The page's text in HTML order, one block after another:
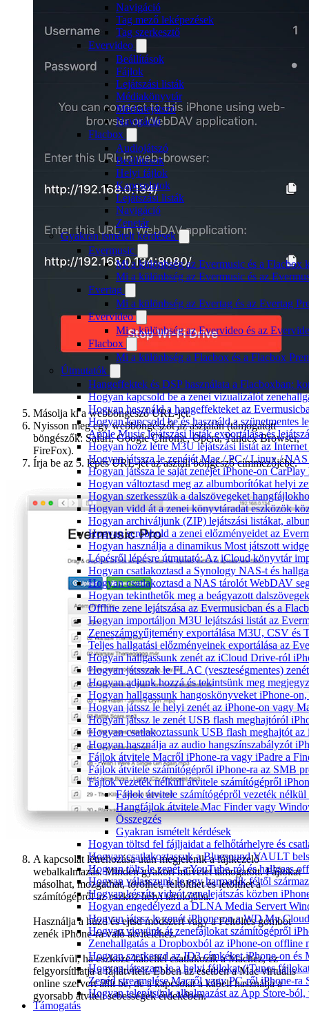
Navigáció
Tag mező leképezések
Tag szerkesztő
Evervideo
Beállítások
Fájlok
Lejátszási listák
Médiakönyvtár
Médialejátszó
Navigáció
Flacbox
Audiojátszó
Beállítások
Helyi fájlok
Kapcsolatok
Lejátszási listák
Navigáció
Zenetár
Gyakran ismételt kérdések
Evermusic
Mi a különbség az Evermusic és a Flacbox
Mi a különbség az Evermusic és az
Evertag
Mi a különbség az Evertag és az Evertag
Evervideo
Mi a különbség az Evervideo és az
Flacbox
Mi a különbség a Flacbox és a Flacbox
Útmutatók
Hangeffektek és DSP használata a Flacboxban:
Hogyan kapcsold be a zenei vizualizálót
Hogyan használd a hangeffekteket az
Hogyan kapcsold be és használd a szünetmentes
Apple Music lejátszási listák exportálása és
Hogyan hozz létre M3U lejátszási listát az
Hogyan játssza le zenéjét Mac / PC / Linux /
Hogyan játssza le saját zenéjét iPhone-on CarPlay
Hogyan változtasd meg az albumborítókat helyi
Hogyan szerkesszük a dalszövegeket
Hogyan vidd át a zenei könyvtáradat eszközök
Hogyan archiváljunk (ZIP) lejátszási listákat,
Hogyan scrobbold a zenei előzményeidet az
Hogyan használja a dinamikus Most játszott
Lépésről lépésre útmutató: Az iCloud könyvtár
Hogyan csatlakoztasd a Synology NAS-t és
Hogyan csatlakoztasd a NAS tárolót WebDAV
Hogyan tekinthetők meg a beágyazott
Offline zene lejátszása az Evermusicban és a
Hogyan importáljon M3U lejátszási listát az
Zeneszámgyűjtemény exportálása M3U, CSV és
Teljes hallgatási előzményeinek exportálása az
Hogyan hallgassunk zenét az iCloud Drive-ról
Hogyan játsszak le FLAC (veszteségmentes)
Hogyan adjunk hozzá és tekintsünk meg
Hogyan hallgassunk hangoskönyveket iPhone-
Hogyan játssz le helyi zenét az iPhone-on vagy
Hogyan játssz le zenét USB flash meghajtóról
Hogyan csatlakoztassunk USB flash meghajtót
Hogyan használja az audio hangszínszabályzót
Fájlok átvitele Macről iPhone-ra vagy iPadre a
Fájlok átvitele számítógépről iPhone-ra az SMB
Fájlok vezeték nélküli átvitele számítógépről
Fájlok átvitele számítógépről vezeték
Hangfájlok átvitele Mac Finder vagy
Összegzés
Gyakran ismételt kérdések
Hogyan töltsd fel fájljaidat a felhőtárhelyre és
Hogyan csatlakoztassuk a Bluesound VAULT
Hogyan tölts le zenét a YouTube-ról és hallgass
Hogyan válasszunk le egy harmadik féltől
Hogyan készíts videót zenelejátszás közben
Hogyan engedélyezd a DLNA Media Servert
Hogyan játssz le zenét iPhone-on a WD My
Hogyan vigyünk át zenefájlokat számítógépről
Zenehallgatás a Dropboxból az iPhone-on offline
Hogyan szerkeszd az ID3 címkéket iPhone-on és
Hogyan játsszam le a helyi fájlokat (iTunes
Zenéd streamelése Macről vagy PC-ről iPhone-ra
Hogyan telepítsünk alkalmazást az App Store-
Támogatás
Másolja ki a webböngésző URL-jét.
Nyisson meg egy webböngészőt az asztalán (támogatott
böngészők: Safari, Google Chrome, Opera, Yandex Browser,
FireFox).
Írja be az 5. lépés URL-jét az asztali böngésző címmezőjébe.
A kapcsolat létrehozása után megjelenik a fájlkezelő
webalkalmazás. Minden gyakori művelet támogatott. Fájlokat
másolhat, mozgathat, törölhet, feltölthet és letölthet a
számítógépről az eszköz helyi tárolójába.
Használja a húzd és ejtsd módszert vagy a Feltöltés gombot
zenék iPhone-ra való átviteléhez.
Ezenkívül, ha eszköze kábellel csatlakozik a Machez, ez
felgyorsíthatja a fájlátvitelt. Ebben az esetben a Mac virtuális
online szervert állít be, de a kapcsolat a kábelt használja a
gyorsabb átviteli sebességek érdekében.